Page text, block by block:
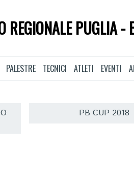
REGIONALE PUGLIA -
PALESTRE TECNICI ATLETI EVENTI
PB CUP 2018